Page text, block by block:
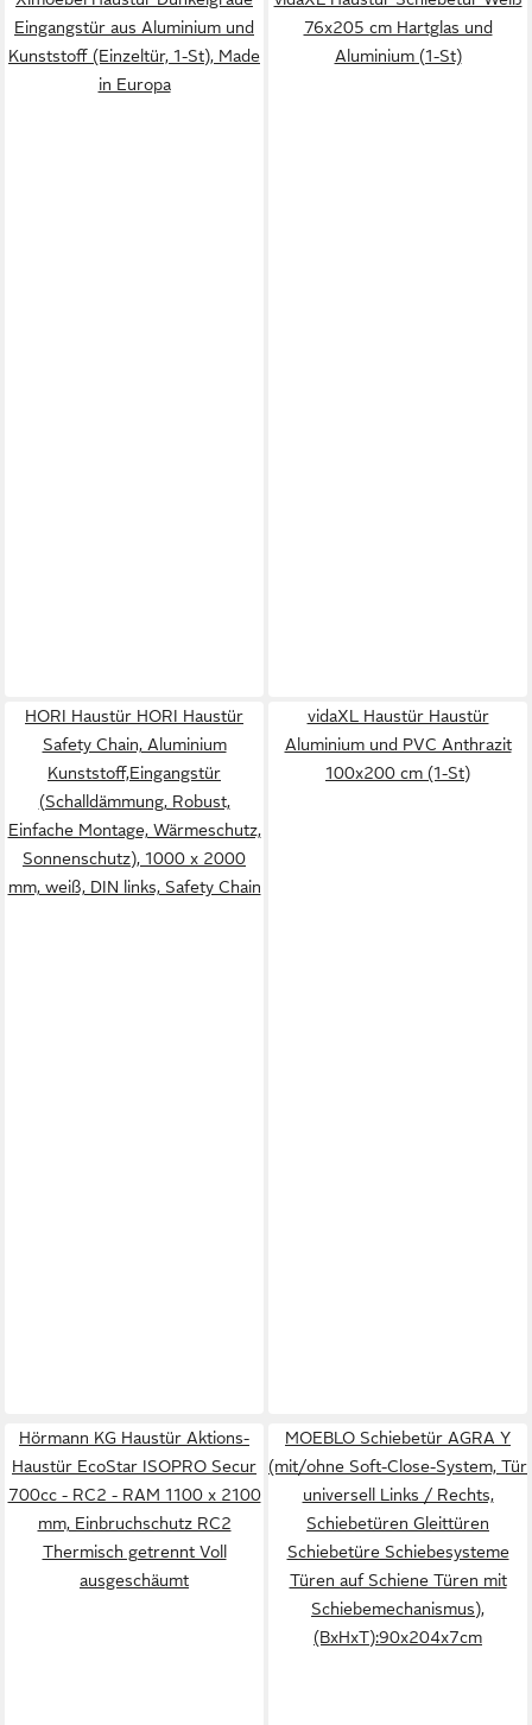
Eingangstür aus Aluminium und
Kunststoff (Einzeltür, 1-St), Made
in Europa
76x205 cm Hartglas und
Aluminium (1-St)
HORI Haustür HORI Haustür
Safety Chain, Aluminium
Kunststoff,Eingangstür
(Schalldämmung, Robust,
Einfache Montage, Wärmeschutz,
Sonnenschutz), 1000 x 2000
mm, weiß, DIN links, Safety Chain
vidaXL Haustür Haustür
Aluminium und PVC Anthrazit
100x200 cm (1-St)
Hörmann KG Haustür Aktions-
Haustür EcoStar ISOPRO Secur
700cc - RC2 - RAM 1100 x 2100
mm, Einbruchschutz RC2
Thermisch getrennt Voll
ausgeschäumt
MOEBLO Schiebetür AGRA Y
(mit/ohne Soft-Close-System, Tür
universell Links / Rechts,
Schiebetüren Gleittüren
Schiebetüre Schiebesysteme
Türen auf Schiene Türen mit
Schiebemechanismus),
(BxHxT):90x204x7cm